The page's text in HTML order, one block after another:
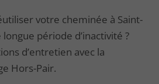
votre cheminée à Saint-
période d’inactivité ?
d’entretien avec la
Hors-Pair.